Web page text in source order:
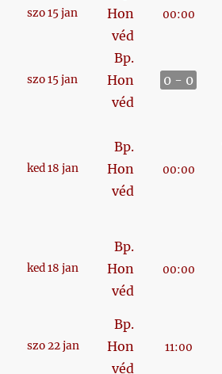
szo 15 jan
Hon
véd
00:00
szo 15 jan
Bp.
Hon
véd
0 - 0
ked 18 jan
Bp.
Hon
véd
00:00
ked 18 jan
Bp.
Hon
véd
00:00
szo 22 jan
Bp.
Hon
véd
11:00